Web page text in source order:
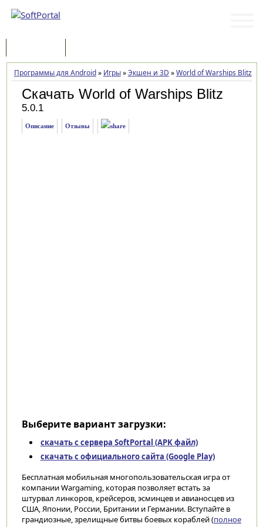
Программы для Android» Игры»Экшен и 3D »World of Warships Blitz
Скачать World of Warships Blitz
5.0.1
Описание Отзывы
Выберите вариант загрузки:
скачать с сервера SoftPortal (APK файл)
скачать с официального сайта (Google Play)
Бесплатная мобильная многопользовательская игра от
компании Wargaming, которая позволяет встать за
штурвал линкоров, крейсеров, эсминцев и авианосцев из
США, Японии, России, Британии и Германии. Вступайте в
грандиозные, зрелищные битвы боевых кораблей (полное